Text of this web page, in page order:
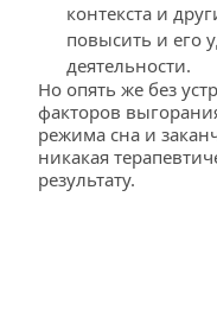
контекста и
повысить и его
деятельности.
Но опять же без
факторов
режима сна и
никакая
результату.